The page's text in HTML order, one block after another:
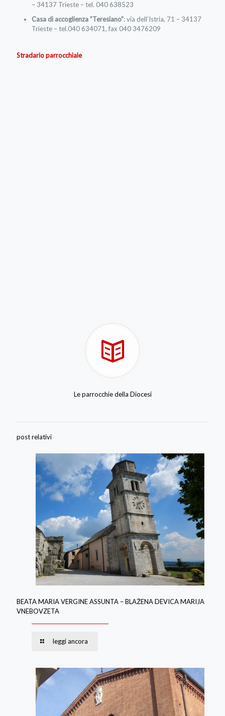
– 34137 Trieste – tel. 040 638523
Casa di accoglienza ”Teresiano”: via dell’Istria, 71 – 34137
Trieste – tel.040 634071, fax 040 3476209
Stradario parrocchiale
Le parrocchie della Diocesi
post relativi
BEATA MARIA VERGINE ASSUNTA – BLAŽENA DEVICA MARIJA
VNEBOVZETA
leggi ancora